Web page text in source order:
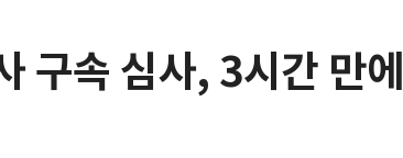
구속 심사, 3시간 만